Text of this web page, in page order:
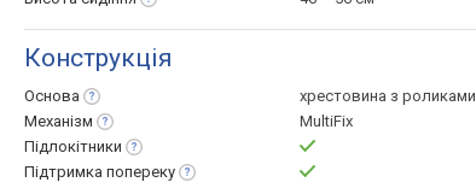
Конструкція
Основа
хрестовина з роликами
Механізм
MultiFix
Підлокітники
Підтримка попереку